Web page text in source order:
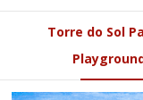
Torre do Sol